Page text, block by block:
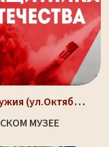
Новое здание музея оружия (ул.Октябрьская, д. 2)
МУЗЕЕ